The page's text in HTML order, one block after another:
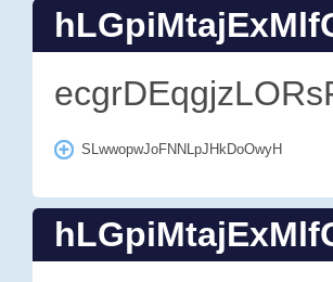
SLwwopwJoFNNLpJHkDoOwyH